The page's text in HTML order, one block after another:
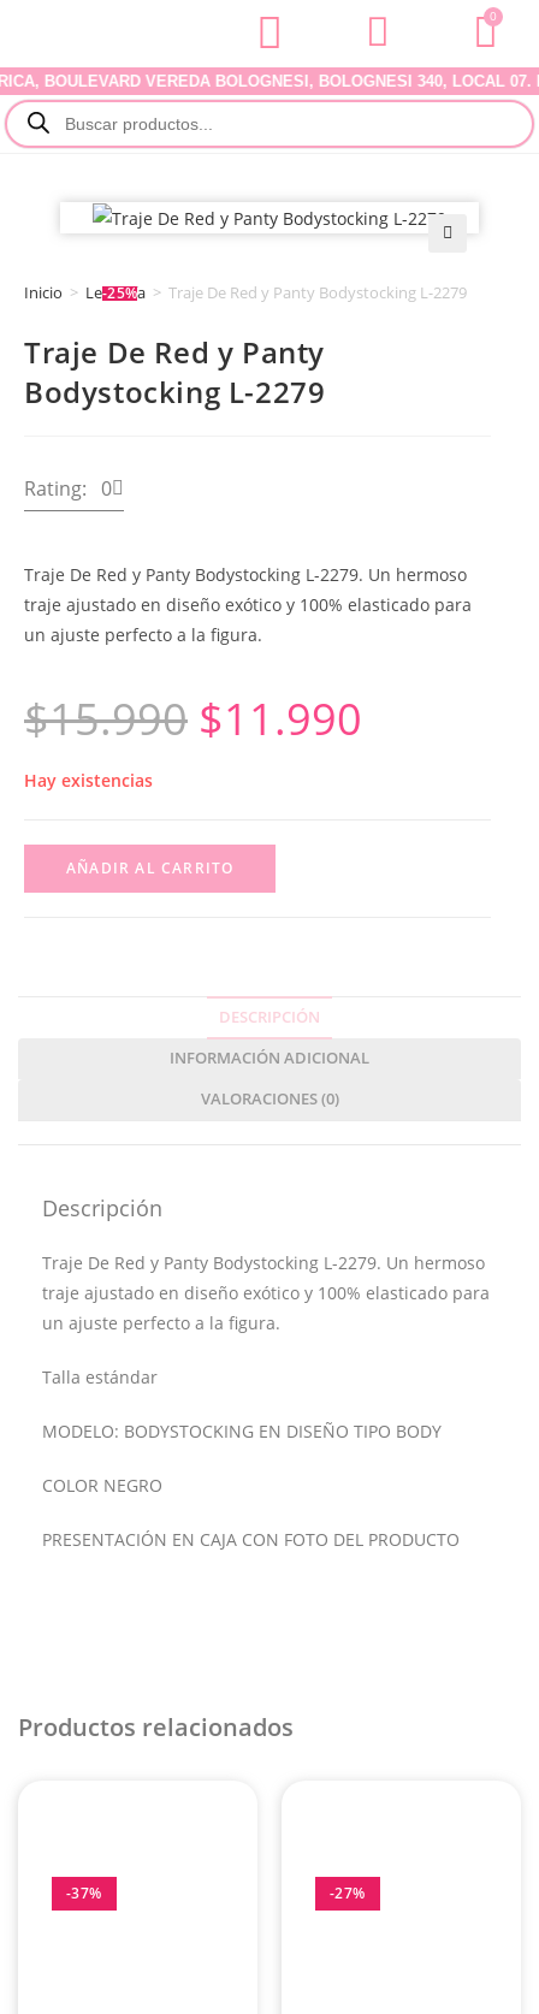
0
BOULEVARD VEREDA BOLOGNESI, BOLOGNESI 340, LOCAL 07.
Inicio > Lencería > Traje De Red y Panty Bodystocking L-2279
Traje De Red y Panty
Bodystocking L-2279
Rating: 0
Traje De Red y Panty Bodystocking L-2279. Un hermoso
traje ajustado en diseño exótico y 100% elasticado para
un ajuste perfecto a la figura.
$15.990 $11.990
Hay existencias
AÑADIR AL CARRITO
-25%
DESCRIPCIÓN
INFORMACIÓN ADICIONAL
VALORACIONES (0)
Descripción
Traje De Red y Panty Bodystocking L-2279. Un hermoso
traje ajustado en diseño exótico y 100% elasticado para
un ajuste perfecto a la figura.
Talla estándar
MODELO: BODYSTOCKING EN DISEÑO TIPO BODY
COLOR NEGRO
PRESENTACIÓN EN CAJA CON FOTO DEL PRODUCTO
Productos relacionados
-37% -27%